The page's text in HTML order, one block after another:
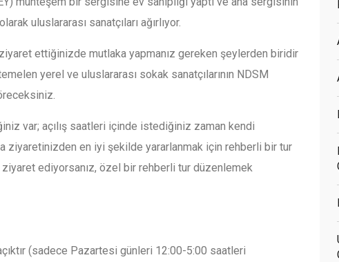
uluslararası sanatçıları ağırlıyor.
ziyaret ettiğinizde mutlaka yapmanız gereken şeylerden biridir
yerel ve uluslararası sokak sanatçılarının NDSM
var; açılış saatleri içinde istediğiniz zaman kendi
ziyaretinizden en iyi şekilde yararlanmak için rehberli bir tur
ediyorsanız, özel bir rehberli tur düzenlemek
(sadece Pazartesi günleri 12:00-5:00 saatleri